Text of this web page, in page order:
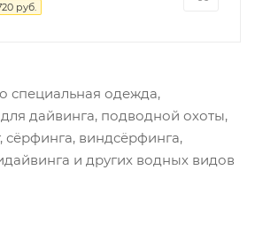
руб.
специальная одежда,
дайвинга, подводной охоты,
сёрфинга, виндсёрфинга,
и других водных видов